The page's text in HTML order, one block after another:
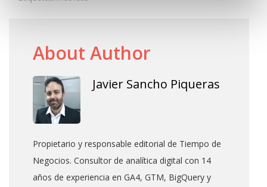
About Author
Javier Sancho Piqueras
Propietario y responsable editorial de Tiempo de
Negocios. Consultor de analítica digital con 14
años de experiencia en GA4, GTM, BigQuery y